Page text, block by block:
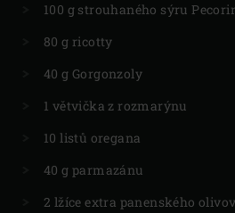
100 g strouhaného sýru
80 g ricotty
40 g Gorgonzoly
1 větvička z rozmarýnu
10 listů oregana
40 g parmazánu
2 lžíce extra panenského